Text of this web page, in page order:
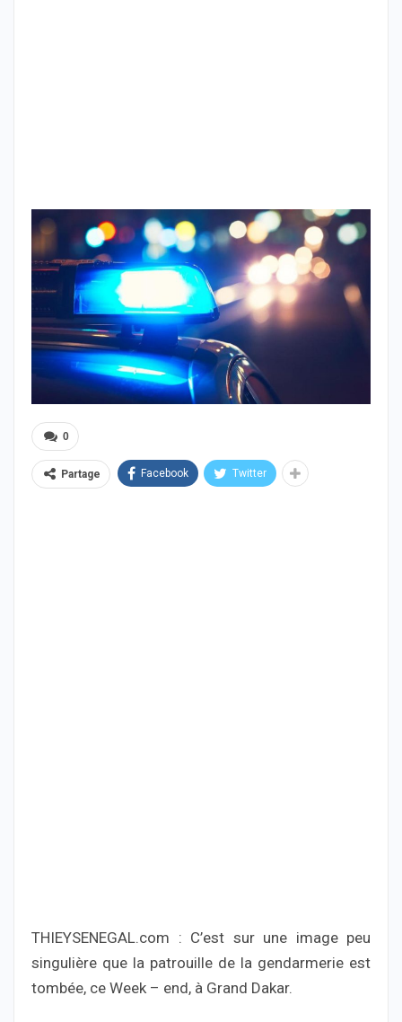
0
Partage Facebook Twitter
THIEYSENEGAL.com : C’est sur une image peu
singulière que la patrouille de la gendarmerie est
tombée, ce Week – end, à Grand Dakar.